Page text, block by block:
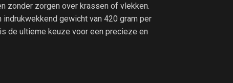
zonder zorgen over krassen of vlekken.
gewicht van 420 gram per
de ultieme keuze voor een precieze en